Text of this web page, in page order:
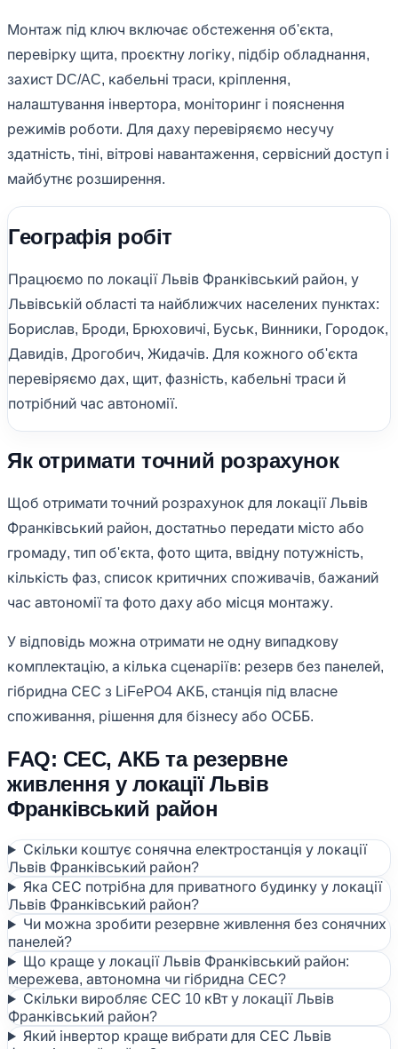
Монтаж під ключ включає обстеження об'єкта,
перевірку щита, проєктну логіку, підбір обладнання,
захист DC/AC, кабельні траси, кріплення,
налаштування інвертора, моніторинг і пояснення
режимів роботи. Для даху перевіряємо несучу
здатність, тіні, вітрові навантаження, сервісний доступ і
майбутнє розширення.
Географія робіт
Працюємо по локації Львів Франківський район, у
Львівській області та найближчих населених пунктах:
Борислав, Броди, Брюховичі, Буськ, Винники, Городок,
Давидів, Дрогобич, Жидачів. Для кожного об'єкта
перевіряємо дах, щит, фазність, кабельні траси й
потрібний час автономії.
Як отримати точний розрахунок
Щоб отримати точний розрахунок для локації Львів
Франківський район, достатньо передати місто або
громаду, тип об'єкта, фото щита, ввідну потужність,
кількість фаз, список критичних споживачів, бажаний
час автономії та фото даху або місця монтажу.
У відповідь можна отримати не одну випадкову
комплектацію, а кілька сценаріїв: резерв без панелей,
гібридна СЕС з LiFePO4 АКБ, станція під власне
споживання, рішення для бізнесу або ОСББ.
FAQ: СЕС, АКБ та резервне
живлення у локації Львів
Франківський район
Скільки коштує сонячна електростанція у локації
Львів Франківський район?
Яка СЕС потрібна для приватного будинку у локації
Львів Франківський район?
Чи можна зробити резервне живлення без сонячних
панелей?
Що краще у локації Львів Франківський район:
мережева, автономна чи гібридна СЕС?
Скільки виробляє СЕС 10 кВт у локації Львів
Франківський район?
Який інвертор краще вибрати для СЕС Львів